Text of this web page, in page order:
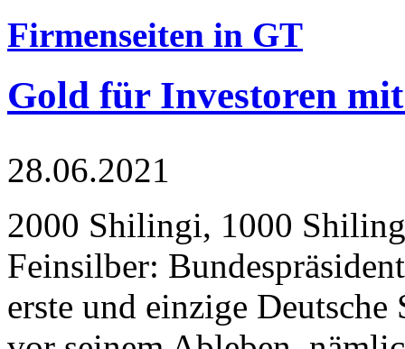
Firmenseiten in GT
Gold für Investoren
28.06.2021
2000 Shilingi, 1000
Feinsilber:
erste und einzige Deutsche